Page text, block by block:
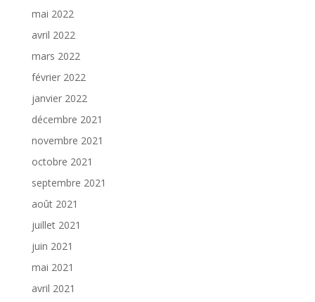
mai 2022
avril 2022
mars 2022
février 2022
janvier 2022
décembre 2021
novembre 2021
octobre 2021
septembre 2021
août 2021
juillet 2021
juin 2021
mai 2021
avril 2021